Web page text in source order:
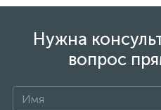
Нужна
вопрос